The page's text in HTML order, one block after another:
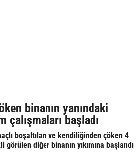
binanın yanındaki
çalışmaları başladı
boşaltılan ve kendiliğinden çöken 4
görülen diğer binanın yıkımına başlandı